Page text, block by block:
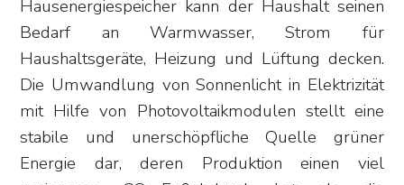
Hausenergiespeicher kann der Haushalt seinen
Bedarf an Warmwasser, Strom für
Haushaltsgeräte, Heizung und Lüftung decken.
Die Umwandlung von Sonnenlicht in Elektrizität
mit Hilfe von Photovoltaikmodulen stellt eine
stabile und unerschöpfliche Quelle grüner
Energie dar, deren Produktion einen viel